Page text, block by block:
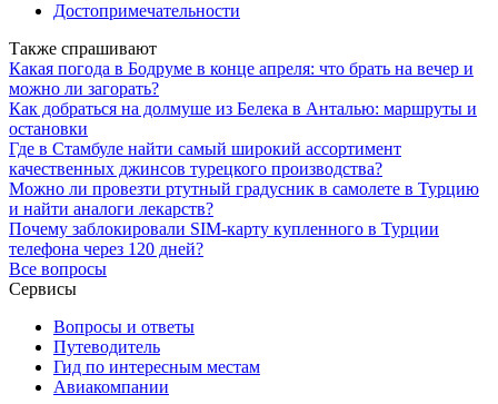
Достопримечательности
Также спрашивают
Какая погода в Бодруме в конце апреля: что брать на вечер и
можно ли загорать?
Как добраться на долмуше из Белека в Анталью: маршруты и
остановки
Где в Стамбуле найти самый широкий ассортимент
качественных джинсов турецкого производства?
Можно ли провезти ртутный градусник в самолете в Турцию
и найти аналоги лекарств?
Почему заблокировали SIM-карту купленного в Турции
телефона через 120 дней?
Все вопросы
Сервисы
Вопросы и ответы
Путеводитель
Гид по интересным местам
Авиакомпании